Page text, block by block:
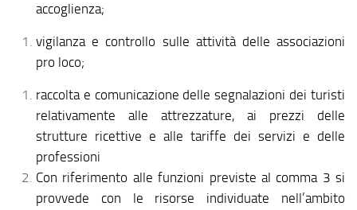
accoglienza;
vigilanza e controllo sulle attività delle associazioni
pro loco;
raccolta e comunicazione delle segnalazioni dei turisti
relativamente alle attrezzature, ai prezzi delle
strutture ricettive e alle tariffe dei servizi e delle
professioni
Con riferimento alle funzioni previste al comma 3 si
provvede con le risorse individuate nell’ambito